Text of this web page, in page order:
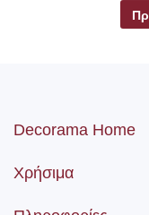
Decorama Home
Χρήσιμα